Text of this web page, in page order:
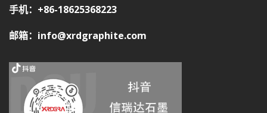
手机：+86-18625368223
邮箱：info@xrdgraphite.com